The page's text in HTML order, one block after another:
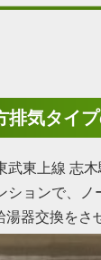
排気タイ
武東上線 志
ションで、ノ
器交換をさ